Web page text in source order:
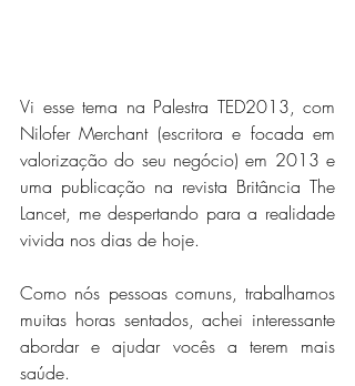
Vi esse tema na Palestra TED2013, com
Nilofer Merchant (escritora e focada em
valorização do seu negócio) em 2013 e
uma publicação na revista Britância The
Lancet, me despertando para a realidade
vivida nos dias de hoje.
Como nós pessoas comuns, trabalhamos
muitas horas sentados, achei interessante
abordar e ajudar vocês a terem mais
saúde.